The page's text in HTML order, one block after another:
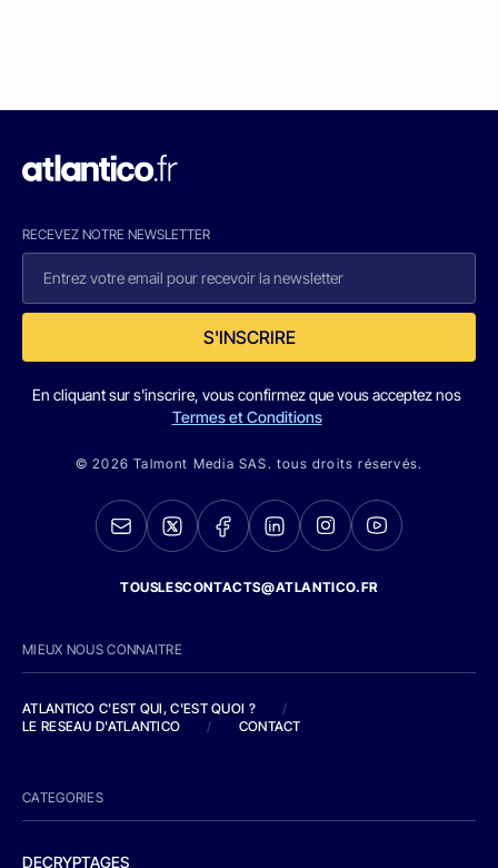
RECEVEZ NOTRE NEWSLETTER
S'INSCRIRE
En cliquant sur s'inscrire, vous confirmez que vous acceptez nos
Termes et Conditions
© 2026 Talmont Media SAS. tous droits réservés.
TOUSLESCONTACTS@ATLANTICO.FR
MIEUX NOUS CONNAITRE
ATLANTICO C'EST QUI, C'EST QUOI ?
/
LE RESEAU D'ATLANTICO
/ CONTACT
CATEGORIES
DECRYPTAGES